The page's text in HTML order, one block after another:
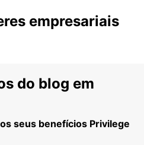
empresariais
do blog em
seus benefícios Privilege